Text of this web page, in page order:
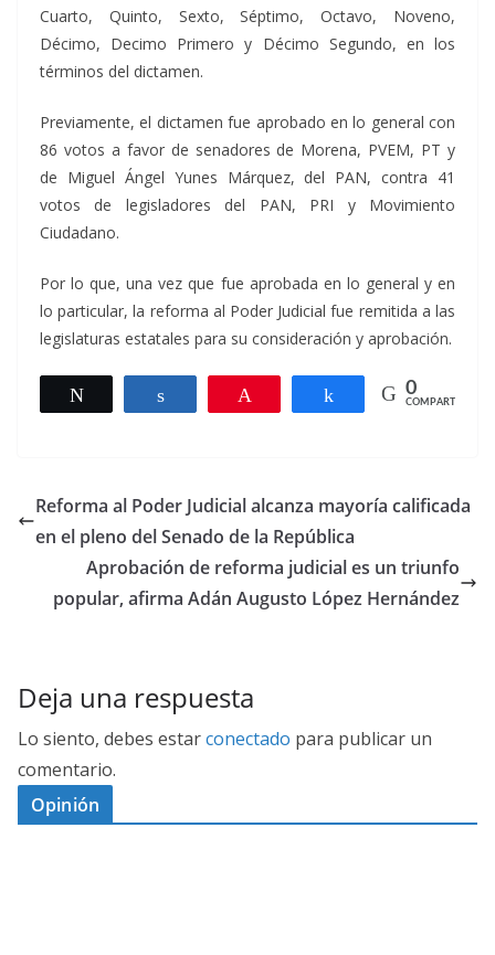
Cuarto, Quinto, Sexto, Séptimo, Octavo, Noveno,
Décimo, Decimo Primero y Décimo Segundo, en los
términos del dictamen.
Previamente, el dictamen fue aprobado en lo general con
86 votos a favor de senadores de Morena, PVEM, PT y
de Miguel Ángel Yunes Márquez, del PAN, contra 41
votos de legisladores del PAN, PRI y Movimiento
Ciudadano.
Por lo que, una vez que fue aprobada en lo general y en
lo particular, la reforma al Poder Judicial fue remitida a las
legislaturas estatales para su consideración y aprobación.
Compartir Compartir
0
COMPARTIR
Reforma al Poder Judicial alcanza mayoría calificada
en el pleno del Senado de la República
Aprobación de reforma judicial es un triunfo
popular, afirma Adán Augusto López Hernández
Deja una respuesta
Lo siento, debes estarconectado para publicar un
comentario.
Opinión